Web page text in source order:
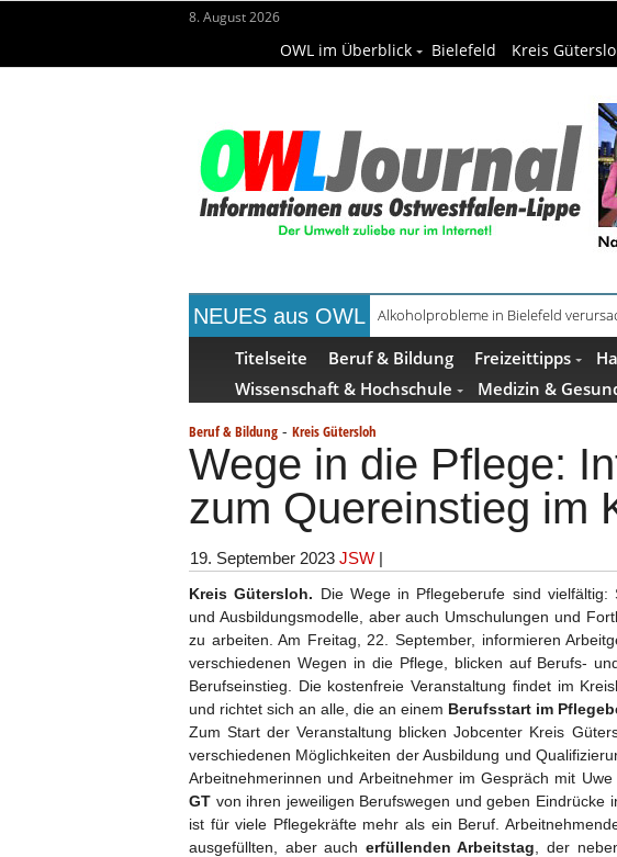
8. August 2026
OWL im Überblick Bielefeld Kreis
NEUES aus OWL
Alkoholprobleme in Bielefeld
Handgemachte Geschenkideen im
Titelseite Beruf & Bildung Freizeittipps
Wissenschaft & Hochschule
Medizin &
Beruf & Bildung - Kreis Gütersloh
Wege in die Pflege:
zum Quereinstieg im
19. September 2023 JSW |
Kreis Gütersloh. Die Wege in Pflegeberufe sind
und Ausbildungsmodelle, aber auch Umschulungen und
zu arbeiten. Am Freitag, 22. September, informieren
verschiedenen Wegen in die Pflege, blicken auf Berufs-
Berufseinstieg. Die kostenfreie Veranstaltung findet im
und richtet sich an alle, die an einem Berufsstart im
Zum Start der Veranstaltung blicken Jobcenter Kreis
verschiedenen Möglichkeiten der Ausbildung und
Arbeitnehmerinnen und Arbeitnehmer im Gespräch mit
GT von ihren jeweiligen Berufswegen und geben Eindrücke
ist für viele Pflegekräfte mehr als ein Beruf.
ausgefüllten, aber auch erfüllenden Arbeitstag , der